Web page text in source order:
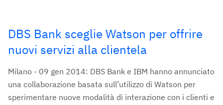
DBS Bank sceglie Watson per offrire
nuovi servizi alla clientela
Milano - 09 gen 2014: DBS Bank e IBM hanno annunciato
una collaborazione basata sull’utilizzo di Watson per
sperimentare nuove modalità di interazione con i clienti e